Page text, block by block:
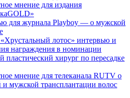
мнение для издания
для журнала Playboy — о мужской
лотос» интервью и
награждения в номинации
пластический хирург по пересадке
мнение для телеканала RUTV о
и мужской трансплантации волос